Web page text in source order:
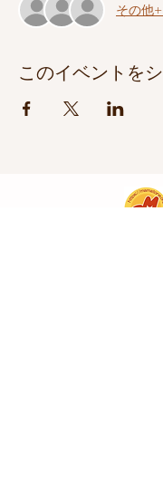
その他
このイベントを